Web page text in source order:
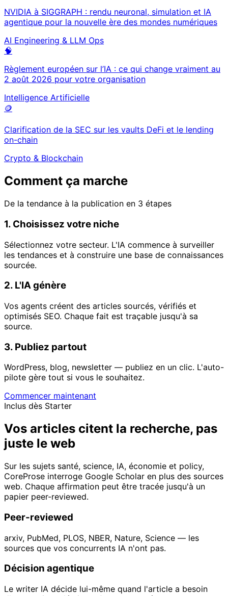
NVIDIA à SIGGRAPH : rendu neuronal, simulation et IA
agentique pour la nouvelle ère des mondes numériques
AI Engineering & LLM Ops
🧠
Règlement européen sur l’IA : ce qui change vraiment au
2 août 2026 pour votre organisation
Intelligence Artificielle
🪙
Clarification de la SEC sur les vaults DeFi et le lending
on-chain
Crypto & Blockchain
Comment ça marche
De la tendance à la publication en 3 étapes
1. Choisissez votre niche
Sélectionnez votre secteur. L'IA commence à surveiller
les tendances et à construire une base de connaissances
sourcée.
2. L'IA génère
Vos agents créent des articles sourcés, vérifiés et
optimisés SEO. Chaque fait est traçable jusqu'à sa
source.
3. Publiez partout
WordPress, blog, newsletter — publiez en un clic. L'auto-
pilote gère tout si vous le souhaitez.
Commencer maintenant
Inclus dès Starter
Vos articles citent la recherche, pas
juste le web
Sur les sujets santé, science, IA, économie et policy,
CoreProse interroge Google Scholar en plus des sources
web. Chaque affirmation peut être tracée jusqu'à un
papier peer-reviewed.
Peer-reviewed
arxiv, PubMed, PLOS, NBER, Nature, Science — les
sources que vos concurrents IA n'ont pas.
Décision agentique
Le writer IA décide lui-même quand l'article a besoin